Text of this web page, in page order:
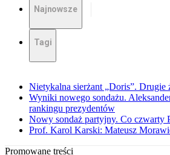
Najnowsze
Tagi
Nietykalna sierżant „Doris”. Drugie
Wyniki nowego sondażu.
rankingu prezydentów
Nowy sondaż partyjny. Co czwarty
Prof. Karol Karski: Mateusz
Promowane treści